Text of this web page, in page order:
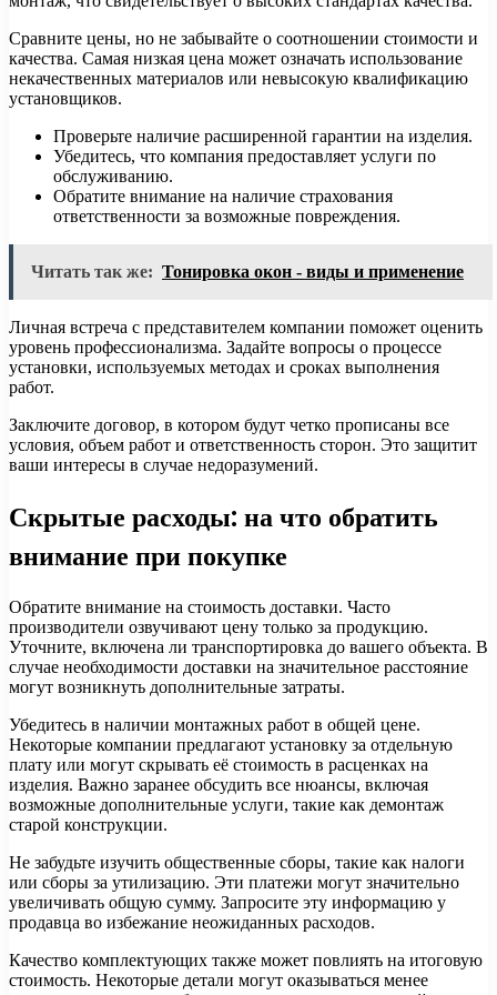
Сравните цены, но не забывайте о соотношении стоимости и
качества. Самая низкая цена может означать использование
некачественных материалов или невысокую квалификацию
установщиков.
Проверьте наличие расширенной гарантии на изделия.
Убедитесь, что компания предоставляет услуги по
обслуживанию.
Обратите внимание на наличие страхования
ответственности за возможные повреждения.
Читать так же: Тонировка окон - виды и применение
Личная встреча с представителем компании поможет оценить
уровень профессионализма. Задайте вопросы о процессе
установки, используемых методах и сроках выполнения
работ.
Заключите договор, в котором будут четко прописаны все
условия, объем работ и ответственность сторон. Это защитит
ваши интересы в случае недоразумений.
Скрытые расходы: на что обратить
внимание при покупке
Обратите внимание на стоимость доставки. Часто
производители озвучивают цену только за продукцию.
Уточните, включена ли транспортировка до вашего объекта. В
случае необходимости доставки на значительное расстояние
могут возникнуть дополнительные затраты.
Убедитесь в наличии монтажных работ в общей цене.
Некоторые компании предлагают установку за отдельную
плату или могут скрывать её стоимость в расценках на
изделия. Важно заранее обсудить все нюансы, включая
возможные дополнительные услуги, такие как демонтаж
старой конструкции.
Не забудьте изучить общественные сборы, такие как налоги
или сборы за утилизацию. Эти платежи могут значительно
увеличивать общую сумму. Запросите эту информацию у
продавца во избежание неожиданных расходов.
Качество комплектующих также может повлиять на итоговую
стоимость. Некоторые детали могут оказываться менее